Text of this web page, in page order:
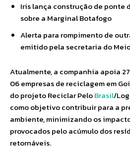
Iris lança construção de ponte
sobre a Marginal Botafogo
Alerta para rompimento de
emitido pela secretaria do
Atualmente, a companhia apoia
06 empresas de reciclagem em
do projeto Reciclar PeloBrasil/
como objetivo contribuir para a
ambiente, minimizando os
provocados pelo acúmulo dos
retornáveis.